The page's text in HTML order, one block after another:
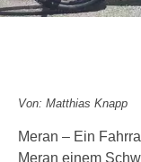
Von: Matthias Knapp
Meran – Ein
Meran einem